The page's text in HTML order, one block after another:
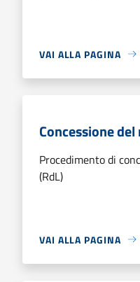
VAI ALLA PAGINA
Concessione
Procedimento di
(RdL)
VAI ALLA PAGINA